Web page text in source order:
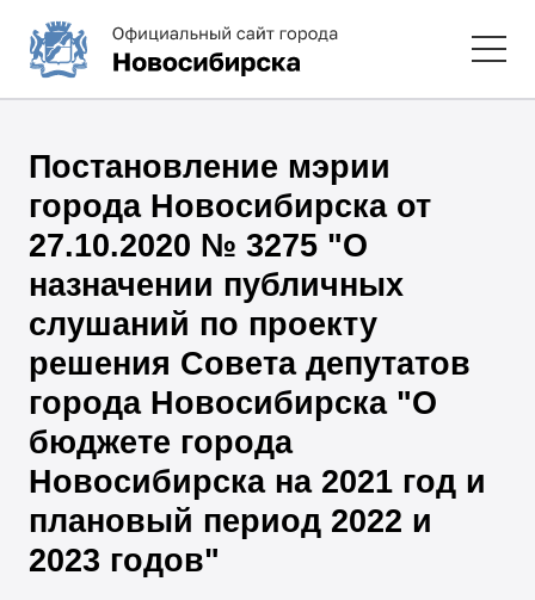
Постановление мэрии
города Новосибирска от
27.10.2020 № 3275 "О
назначении публичных
слушаний по проекту
решения Совета депутатов
города Новосибирска "О
бюджете города
Новосибирска на 2021 год и
плановый период 2022 и
2023 годов"